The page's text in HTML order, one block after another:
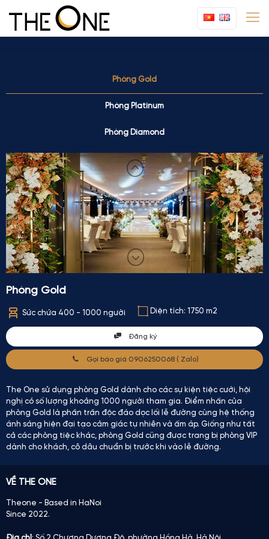
Phòng Gold
Phòng Platinum
Phòng Diamond
Phòng Gold
Sức chứa 400 - 1000 người Diện tích: 1750 m2
Đăng ký
Gọi báo giá 0906250068 ( Zalo)
The One sử dụng phòng Gold dành cho các sự kiện tiệc cưới, hội
nghị có số lượng khoảng 1000 người tham gia. Điểm nhấn của
phòng Gold là phần trần độc đáo dọc lối lễ đường cùng hệ thống
ánh sáng hiện đại tạo cảm giác tự nhiên và ấm áp. Giống như tất
cả các phòng tiệc khác, phòng Gold cũng được trang bị phòng VIP
dành cho khách, cô dâu chuẩn bị trước khi vào lễ đường.
VỀ THE ONE
Theone - Based in HaNoi
Since 2022.